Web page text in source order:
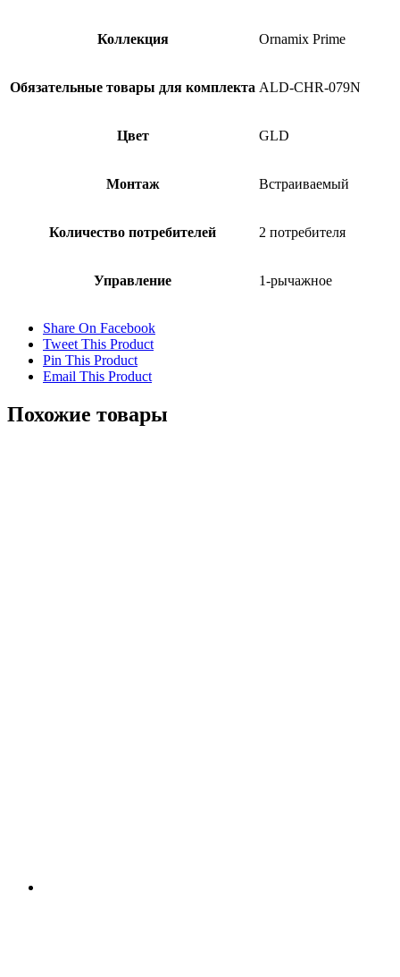
Коллекция Ornamix Prime
Обязательные товары для комплекта ALD-CHR-079N
Цвет GLD
Монтаж Встраиваемый
Количество потребителей 2 потребителя
Управление 1-рычажное
Share On Facebook
Tweet This Product
Pin This Product
Email This Product
Похожие товары